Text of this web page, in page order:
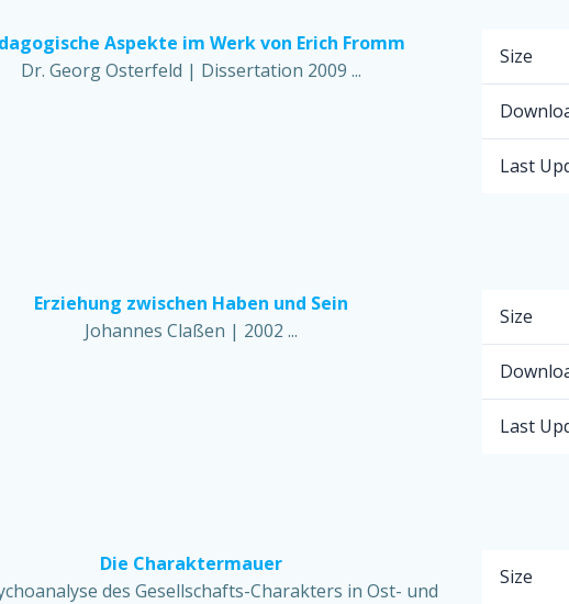
Aspekte im Werk von Erich Fromm
Dr. Georg Osterfeld | Dissertation 2009 ...
Size
Last
Erziehung zwischen Haben und Sein
Johannes Claßen | 2002 ...
Size
Last
Die Charaktermauer
des Gesellschafts-Charakters in Ost- und
Size